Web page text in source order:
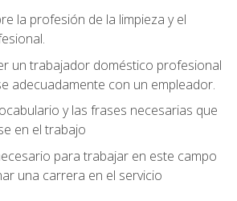
la profesión de la limpieza y el
un trabajador doméstico profesional
adecuadamente con un empleador.
y las frases necesarias que
en el trabajo
para trabajar en este campo
una carrera en el servicio